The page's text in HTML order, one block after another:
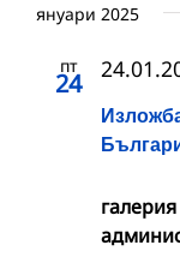
януари 2025
пт
24